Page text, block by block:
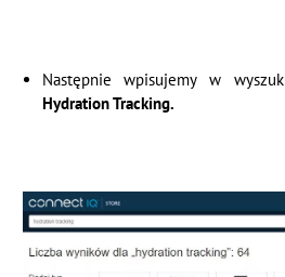
Następnie wpisujemy w
Hydration Tracking.